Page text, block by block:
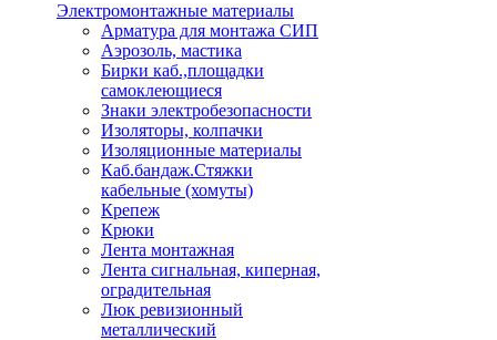
Электромонтажные материалы
Арматура для монтажа СИП
Аэрозоль, мастика
Бирки каб.,площадки
самоклеющиеся
Знаки электробезопасности
Изоляторы, колпачки
Изоляционные материалы
Каб.бандаж.Стяжки
кабельные (хомуты)
Крепеж
Крюки
Лента монтажная
Лента сигнальная, киперная,
оградительная
Люк ревизионный
металлический